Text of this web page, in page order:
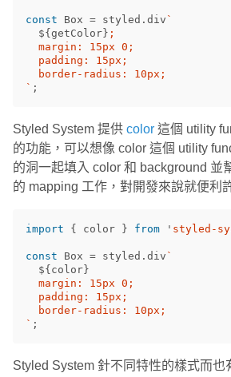
const Box = styled . div `
${ getColor } ;
` ;
Styled System 提供 color 這個 utility
的功能，可以想像 color 這個 utility
的洞一起填入 color 和 background 並
的 mapping 工作，對開發來說就便利
import { color } from ' styled-
const Box = styled . div `
${ color }
` ;
Styled System 針不同特性的樣式而也